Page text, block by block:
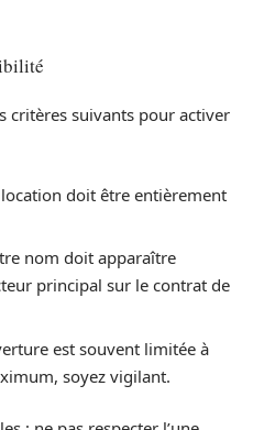
critères suivants pour activer
location doit être entièrement
nom doit apparaître
principal sur le contrat de
est souvent limitée à
soyez vigilant.